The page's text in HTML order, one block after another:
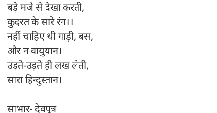
बड़े मजे से देखा करती,
कुदरत के सारे रंग।।
नहीं चाहिए थी गाड़ी, बस,
और न वायुयान।
उड़ते-उड़ते ही लख लेती,
सारा हिन्दुस्तान।
साभार- देवपुत्र